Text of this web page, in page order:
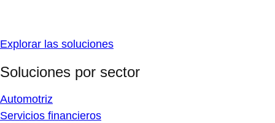
Explorar las soluciones
Soluciones por sector
Automotriz
Servicios financieros